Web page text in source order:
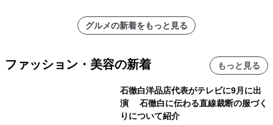
グルメの新着をもっと見る
ファッション・美容の新着 もっと見る
石徹白洋品店代表がテレビに9月に出
演 石徹白に伝わる直線裁断の服づく
りについて紹介